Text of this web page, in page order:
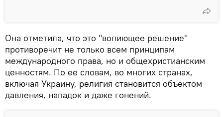
Она отметила, что это "вопиющее решение"
противоречит не только всем принципам
международного права, но и общехристианским
ценностям. По ее словам, во многих странах,
включая Украину, религия становится объектом
давления, нападок и даже гонений.